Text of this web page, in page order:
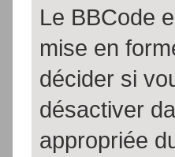
Le BBCode
mise en
décider si
désactiver
appropriée